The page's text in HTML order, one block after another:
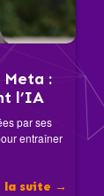
Meta :
l’IA
par ses
entraîner
la suite →